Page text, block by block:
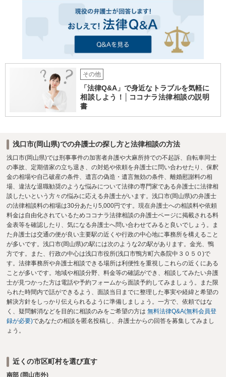
その他
「法律Q&A」で身近なトラブルを気軽に
相談しよう！│ココナラ法律相談の説明
書
浅口市(岡山県)での弁護士の探し方と法律相談の方法
浅口市(岡山県)では刑事事件の加害者弁護や大麻所持での不起訴、自転車同士
の事故、定期借家の立ち退き、の対処や依頼を弁護士に問い合わせたり、保釈
金の相場や自己破産の条件、遺言の偽造・遺言無効の条件、離婚慰謝料の相
場、違法な退職勧奨のような悩みについて法律の専門家である弁護士に法律相
談したいという方々の悩みに応える弁護士がいます。浅口市(岡山県)の弁護士
の法律相談料の相場は30分あたり5,000円です。現在弁護士への相談料や依頼
料金は自由化されているためココナラ法律相談の弁護士ページに掲載される料
金表等を確認したり、気になる弁護士へ問い合わせてみると良いでしょう。ま
た弁護士は交通の便が良い主要駅の近くや行政の中心地に事務所を構えること
が多いです。浅口市(岡山県)の駅には次のような2の駅があります。金光、鴨
方です。また、行政の中心は浅口市役所(浅口市鴨方町六条院中３０５０)で
す。法律事務所や弁護士相談できる場所は利便性を重視しこれらの近くにある
ことが多いです。地域や相談分野、料金等の確認ができ、相談してみたい弁護
士が見つかった方は電話や予約フォームから面談予約してみましょう。また限
られた時間内で話ができるよう、面談当日までに整理した事実や経緯と希望の
解決方針をしっかり伝えられるように準備しましょう。一方で、依頼ではな
く、疑問解消などを目的に相談のみをご希望の方は 無料法律Q&A(無料会員登
録が必要)であなたの相談を匿名投稿し、弁護士からの回答を募集してみまし
ょう。
近くの市区町村を選び直す
南部 (岡山市外)